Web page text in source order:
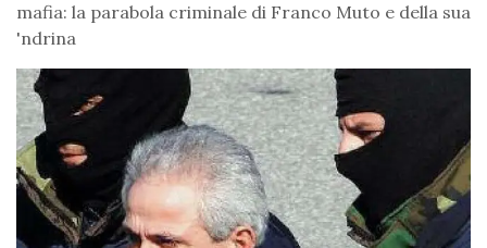
mafia: la parabola criminale di Franco Muto e della sua
'ndrina